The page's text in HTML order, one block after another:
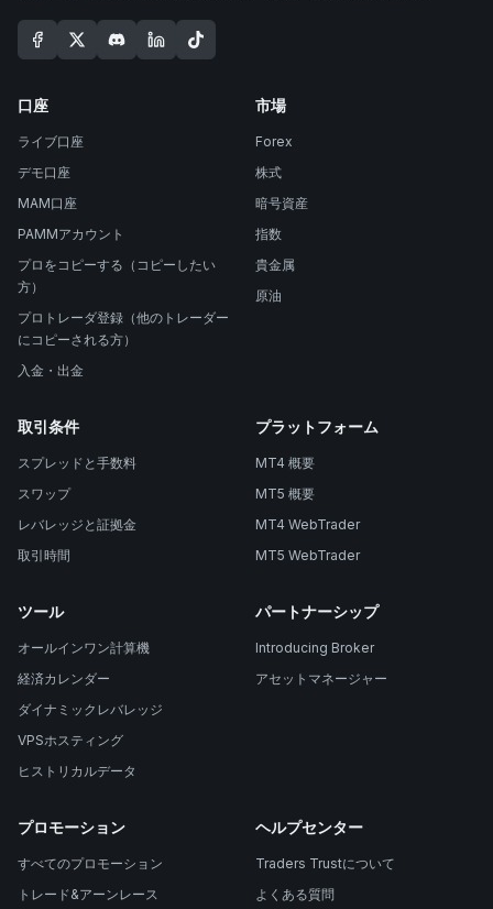
口座
ライブ口座
デモ口座
MAM口座
PAMMアカウント
プロをコピーする（コピーしたい
方）
プロトレーダ登録（他のトレーダー
にコピーされる方）
入金・出金
市場
Forex
株式
暗号資産
指数
貴金属
原油
取引条件
スプレッドと手数料
スワップ
レバレッジと証拠金
取引時間
プラットフォーム
MT4 概要
MT5 概要
MT4 WebTrader
MT5 WebTrader
ツール
オールインワン計算機
経済カレンダー
ダイナミックレバレッジ
VPSホスティング
ヒストリカルデータ
パートナーシップ
Introducing Broker
アセットマネージャー
プロモーション
すべてのプロモーション
トレード&アーンレース
ヘルプセンター
Traders Trustについて
よくある質問